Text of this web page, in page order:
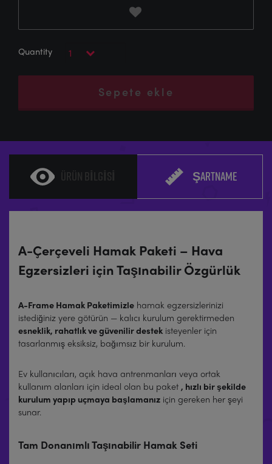
Sepete ekle
ŞARTNAME
A-Çerçeveli Hamak Paketi – Hava
Egzersizleri için Taşınabilir Özgürlük
A-Frame Hamak Paketimizle hamak egzersizlerinizi
istediğiniz yere götürün — kalıcı kurulum gerektirmeden
esneklik, rahatlık ve güvenilir destek isteyenler için
tasarlanmış eksiksiz, bağımsız bir kurulum.
Ev kullanıcıları, açık hava antrenmanları veya ortak
kullanım alanları için ideal olan bu paket , hızlı bir şekilde
kurulum yapıp uçmaya başlamanız için gereken her şeyi
sunar.
Tam Donanımlı Taşınabilir Hamak Seti